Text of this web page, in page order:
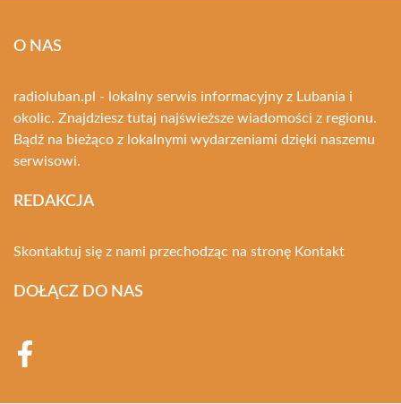
O NAS
radioluban.pl - lokalny serwis informacyjny z Lubania i
okolic. Znajdziesz tutaj najświeższe wiadomości z regionu.
Bądź na bieżąco z lokalnymi wydarzeniami dzięki naszemu
serwisowi.
REDAKCJA
Skontaktuj się z nami przechodząc na stronę Kontakt
DOŁĄCZ DO NAS